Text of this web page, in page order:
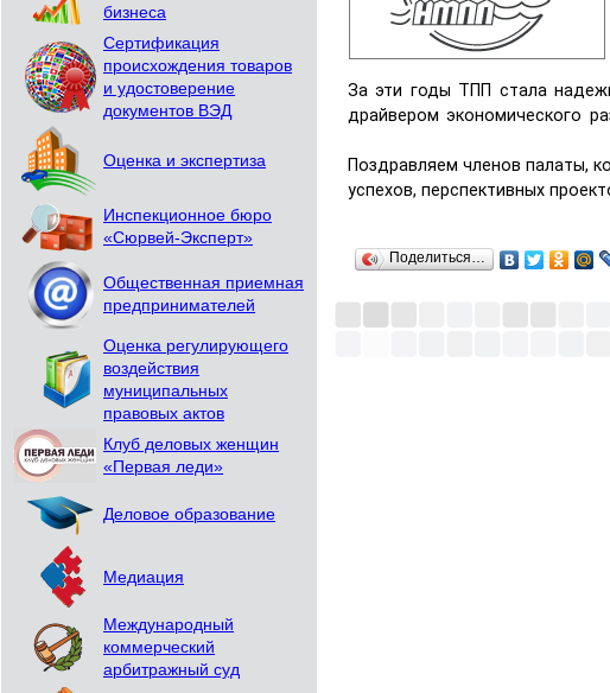
бизнеса
Сертификация
происхождения товаров
и удостоверение
документов ВЭД
Оценка и экспертиза
Инспекционное бюро
«Сюрвей-Эксперт»
Общественная приемная
предпринимателей
Оценка регулирующего
воздействия
муниципальных
правовых актов
Клуб деловых женщин
«Первая леди»
Деловое образование
Медиация
Международный
коммерческий
арбитражный суд
За эти годы ТПП стала
драйвером экономического
Поздравляем членов палаты,
успехов, перспективных
Поделиться…